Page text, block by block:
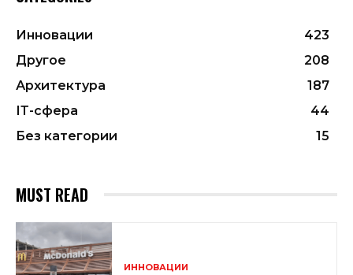
Инновации
423
Другое
208
Архитектура
187
ІТ-сфера
44
Без категории
15
MUST READ
ИННОВАЦИИ